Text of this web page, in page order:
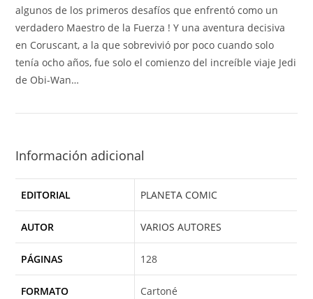
algunos de los primeros desafíos que enfrentó como un
verdadero Maestro de la Fuerza ! Y una aventura decisiva
en Coruscant, a la que sobrevivió por poco cuando solo
tenía ocho años, fue solo el comienzo del increíble viaje Jedi
de Obi-Wan…
Información adicional
EDITORIAL PLANETA COMIC
AUTOR VARIOS AUTORES
PÁGINAS 128
FORMATO Cartoné